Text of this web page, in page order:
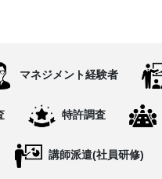
マネジメント経験者
特許調査
講師派遣(社員研修)